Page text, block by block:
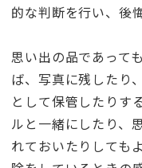
的な判断を行い、後
思い出の品であって
ば、写真に残したり
として保管したりす
ルと一緒にしたり、
れておいたりしても